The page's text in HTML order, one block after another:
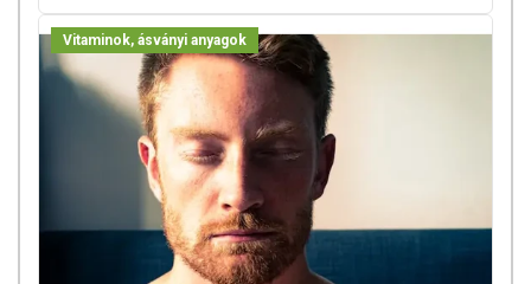
Vitaminok, ásványi anyagok